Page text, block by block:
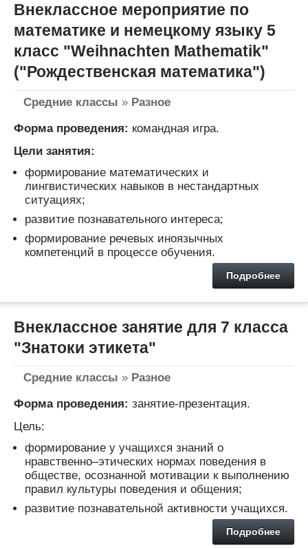
Внеклассное мероприятие по
математике и немецкому языку 5
класс "Weihnachten Mathematik"
("Рождественская математика")
Средние классы » Разное
Форма проведения: командная игра.
Цели занятия:
формирование математических и
лингвистических навыков в нестандартных
ситуациях;
развитие познавательного интереса;
формирование речевых иноязычных
компетенций в процессе обучения.
Подробнее
Внеклассное занятие для 7 класса
"Знатоки этикета"
Средние классы » Разное
Форма проведения: занятие-презентация.
Цель:
формирование у учащихся знаний о
нравственно–этических нормах поведения в
обществе, осознанной мотивации к выполнению
правил культуры поведения и общения;
развитие познавательной активности учащихся.
Подробнее